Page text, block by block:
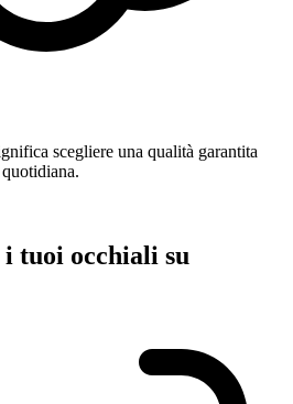
scegliere una qualità garantita
i tuoi occhiali su